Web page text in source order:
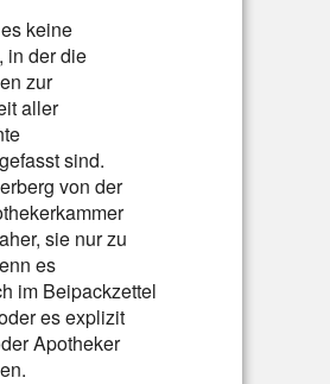
keine
in der die
zur
aller
sind.
von der
sie nur zu
es
im Beipackzettel
es explizit
Apotheker